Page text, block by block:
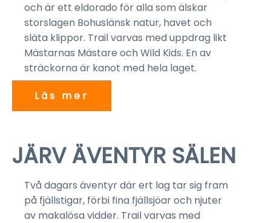
och är ett eldorado för alla som älskar
storslagen Bohuslänsk natur, havet och
släta klippor. Trail varvas med uppdrag likt
Mästarnas Mästare och Wild Kids. En av
sträckorna är kanot med hela laget.
Läs mer
JÄRV ÄVENTYR SÄLEN
Två dagars äventyr där ert lag tar sig fram
på fjällstigar, förbi fina fjällsjöar och njuter
av makalösa vidder. Trail varvas med